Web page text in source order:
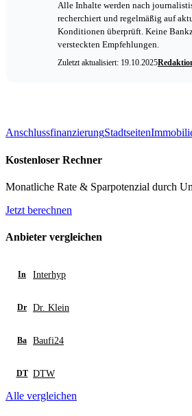
Alle Inhalte werden nach
recherchiert und regelmäßig auf
Konditionen überprüft. Keine
versteckten Empfehlungen.
Zuletzt aktualisiert: 19.10.2025
AnschlussfinanzierungStadtseiten
Kostenloser Rechner
Monatliche Rate & Sparpotenzial durch
Jetzt berechnen
Anbieter vergleichen
In Interhyp
Dr Dr. Klein
Ba Baufi24
DT DTW
Alle vergleichen